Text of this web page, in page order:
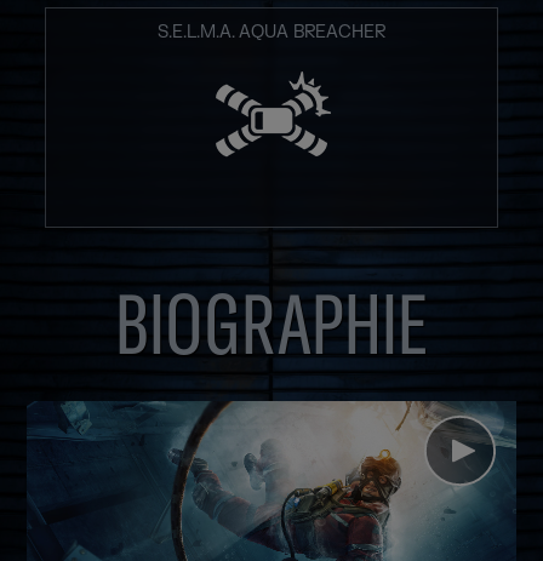
S.E.L.M.A. AQUA BREACHER
BIOGRAPHIE